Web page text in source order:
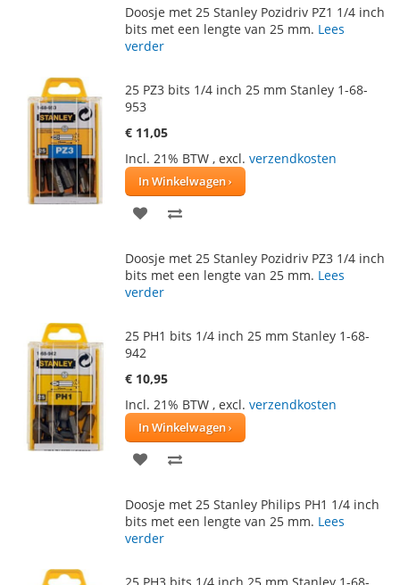
AAN TE
Doosje met 25 Stanley Pozidriv PZ1 1/4 inch
bits met een lengte van 25 mm. Lees
verder
25 PZ3 bits 1/4 inch 25 mm Stanley 1-68-
953
€ 11,05
Incl. 21% BTW , excl. verzendkosten
In Winkelwagen
VOEG
AAN TE
Doosje met 25 Stanley Pozidriv PZ3 1/4 inch
bits met een lengte van 25 mm. Lees
verder
25 PH1 bits 1/4 inch 25 mm Stanley 1-68-
942
€ 10,95
Incl. 21% BTW , excl. verzendkosten
In Winkelwagen
VOEG
AAN TE
Doosje met 25 Stanley Philips PH1 1/4 inch
bits met een lengte van 25 mm. Lees
verder